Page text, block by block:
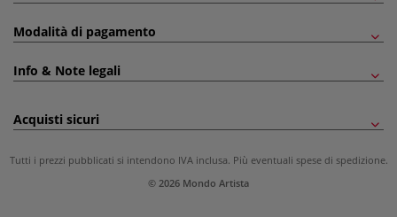
Modalità di pagamento
Info & Note legali
Acquisti sicuri
Tutti i prezzi pubblicati si intendono IVA inclusa. Più eventuali spese di spedizione.
© 2026 Mondo Artista